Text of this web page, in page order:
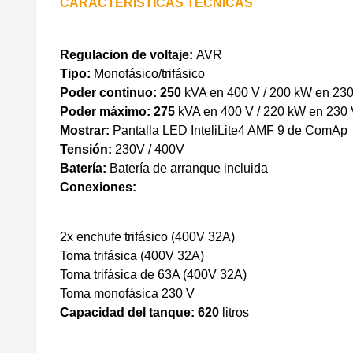
Regulacion de voltaje: AVR
Tipo: Monofásico/trifásico
Poder continuo: 250 kVA en 400 V / 200 kW en
Poder máximo: 275 kVA en 400 V / 220 kW en 230
Mostrar: Pantalla LED InteliLite4 AMF 9 de ComAp
Tensión: 230V / 400V
Batería: Batería de arranque incluida
Conexiones:
2x enchufe trifásico (400V 32A)
Toma trifásica (400V 32A)
Toma trifásica de 63A (400V 32A)
Toma monofásica 230 V
Capacidad del tanque: 620 litros